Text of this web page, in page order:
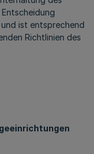
ist entsprechend
Richtlinien des